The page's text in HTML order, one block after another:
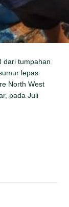
dari tumpahan
lepas
North West
pada Juli